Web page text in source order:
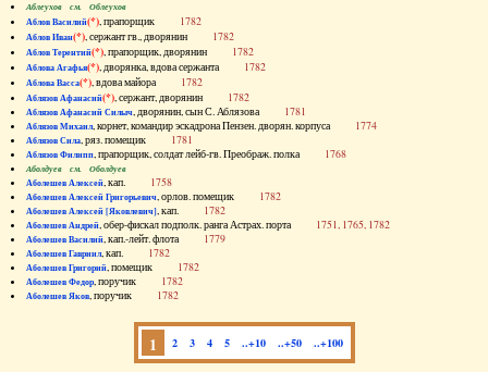
Аблеухов см. Облеухов
Аблов Василий(*), прапорщик 1782
Аблов Иван(*), сержант гв., дворянин 1782
Аблов Терентий(*), прапорщик, дворянин 1782
Аблова Агафья(*), дворянка, вдова сержанта 1782
Аблова Васса(*), вдова майора 1782
Аблязов Афанасий(*), сержант, дворянин 1782
Аблязов Афанасий Силыч, дворянин, сын С. Аблязова 1781
Аблязов Михаил, корнет, командир эскадрона Пензен. дворян. корпуса 1774
Аблязов Сила, ряз. помещик 1781
Аблязов Филипп, прапорщик, солдат лейб-гв. Преображ. полка 1768
Аболдуев см. Оболдуев
Аболешев Алексей, кап. 1758
Аболешев Алексей Григорьевич, орлов. помещик 1782
Аболешев Алексей [Яковлевич], кап. 1782
Аболешев Андрей, обер-фискал подполк. ранга Астрах. порта 1751, 1765, 1782
Аболешев Василий, кап.-лейт. флота 1779
Аболешев Гавриил, кап. 1782
Аболешев Григорий, помещик 1782
Аболешев Федор, поручик 1782
Аболешев Яков, поручик 1782
1 2 3 4 5 ..+10 ..+50 ..+100